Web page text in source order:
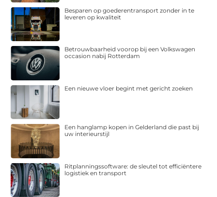
Besparen op goederentransport zonder in te
leveren op kwaliteit
Betrouwbaarheid voorop bij een Volkswagen
occasion nabij Rotterdam
Een nieuwe vloer begint met gericht zoeken
Een hanglamp kopen in Gelderland die past bij
uw interieurstijl
Ritplanningssoftware: de sleutel tot efficiëntere
logistiek en transport